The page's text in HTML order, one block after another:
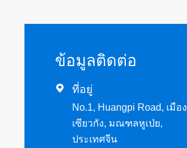
ข้อมูลติดต่อ
 ที่อยู่
No.1, Huangpi Road, เมือง
เซียวกัง, มณฑลหูเป่ย,
ประเทศจีน